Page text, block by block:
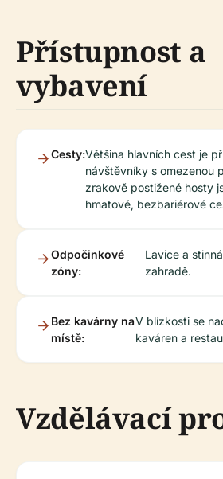
Přístupnost a
vybavení
Cesty:Většina hlavních cest je
návštěvníky s omezenou
zrakově postižené hosty
hmatové, bezbariérové
Odpočinkové
zóny:
Lavice a
zahradě.
Bez kavárny na
místě:
V blízkosti se
kaváren a
Vzdělávací